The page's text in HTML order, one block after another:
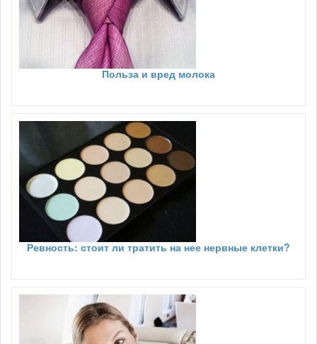
Польза и вред молока
Ревность: стоит ли тратить на нее нервные клетки?